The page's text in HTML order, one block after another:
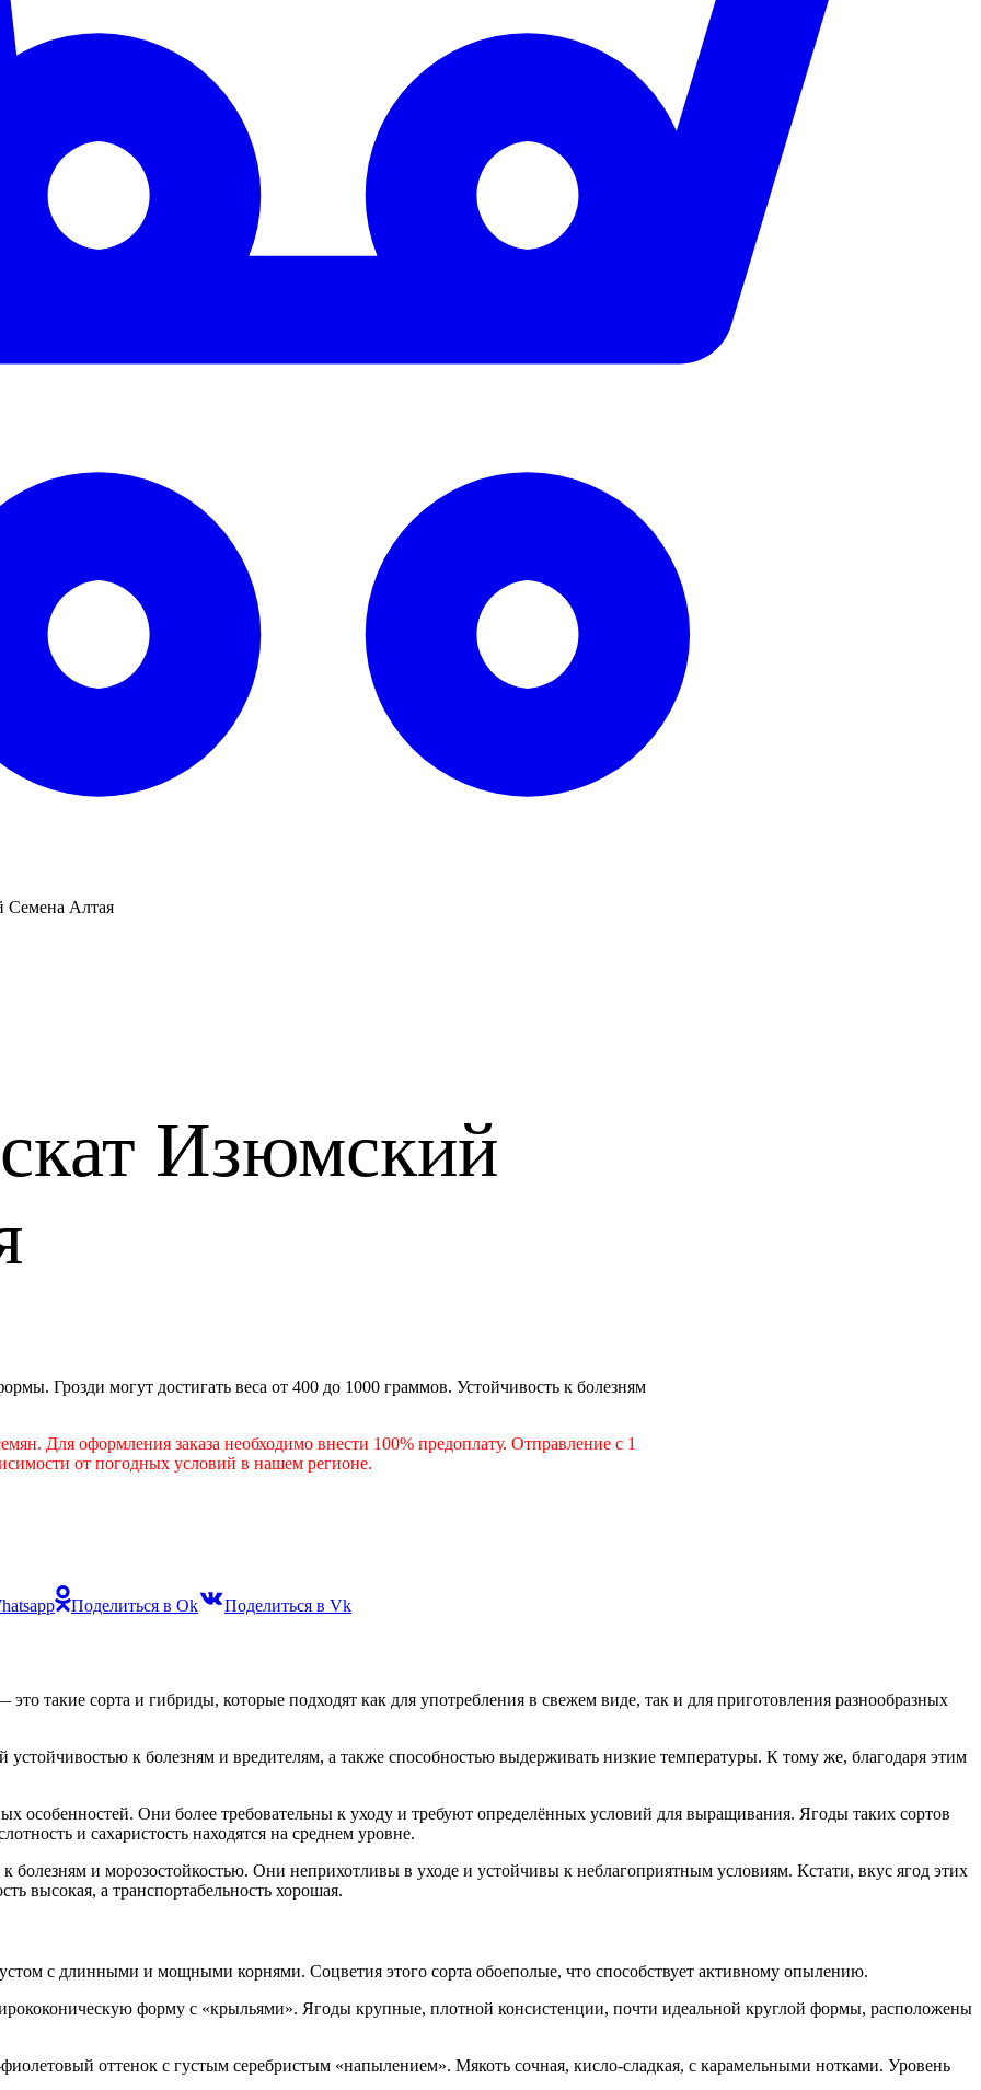
Семена Алтая
Изюмский
Грозди могут достигать веса от 400 до 1000 граммов. Устойчивость к болезням
Для оформления заказа необходимо внести 100% предоплату. Отправление с 1
от погодных условий в нашем регионе.
Поделиться в Ok Поделиться в Vk
такие сорта и гибриды, которые подходят как для употребления в свежем виде, так и для приготовления разнообразных
к болезням и вредителям, а также способностью выдерживать низкие температуры. К тому же, благодаря этим
особенностей. Они более требовательны к уходу и требуют определённых условий для выращивания. Ягоды таких сортов
и сахаристость находятся на среднем уровне.
и морозостойкостью. Они неприхотливы в уходе и устойчивы к неблагоприятным условиям. Кстати, вкус ягод этих
высокая, а транспортабельность хорошая.
с длинными и мощными корнями. Соцветия этого сорта обоеполые, что способствует активному опылению.
форму с «крыльями». Ягоды крупные, плотной консистенции, почти идеальной круглой формы, расположены
оттенок с густым серебристым «напылением». Мякоть сочная, кисло-сладкая, с карамельными нотками. Уровень